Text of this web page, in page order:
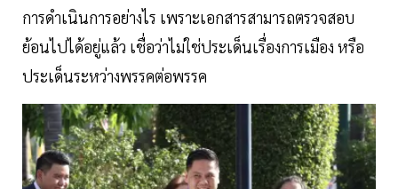
การดำเนินการอย่างไร เพราะเอกสารสามารถตรวจสอบ
ย้อนไปได้อยู่แล้ว เชื่อว่าไม่ใช่ประเด็นเรื่องการเมือง หรือ
ประเด็นระหว่างพรรคต่อพรรค